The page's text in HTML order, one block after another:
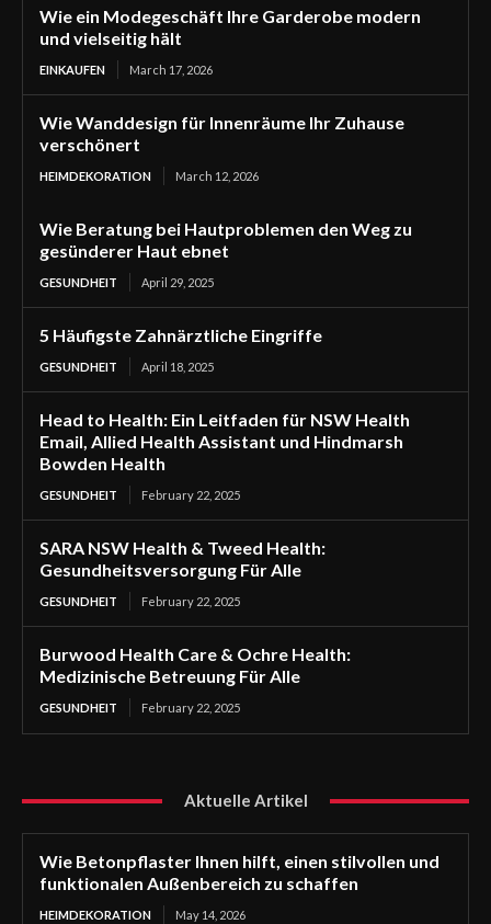
Wie ein Modegeschäft Ihre Garderobe modern
und vielseitig hält
EINKAUFEN March 17, 2026
Wie Wanddesign für Innenräume Ihr Zuhause
verschönert
HEIMDEKORATION March 12, 2026
Wie Beratung bei Hautproblemen den Weg zu
gesünderer Haut ebnet
GESUNDHEIT April 29, 2025
5 Häufigste Zahnärztliche Eingriffe
GESUNDHEIT April 18, 2025
Head to Health: Ein Leitfaden für NSW Health
Email, Allied Health Assistant und Hindmarsh
Bowden Health
GESUNDHEIT February 22, 2025
SARA NSW Health & Tweed Health:
Gesundheitsversorgung Für Alle
GESUNDHEIT February 22, 2025
Burwood Health Care & Ochre Health:
Medizinische Betreuung Für Alle
GESUNDHEIT February 22, 2025
Aktuelle Artikel
Wie Betonpflaster Ihnen hilft, einen stilvollen und
funktionalen Außenbereich zu schaffen
HEIMDEKORATION May 14, 2026